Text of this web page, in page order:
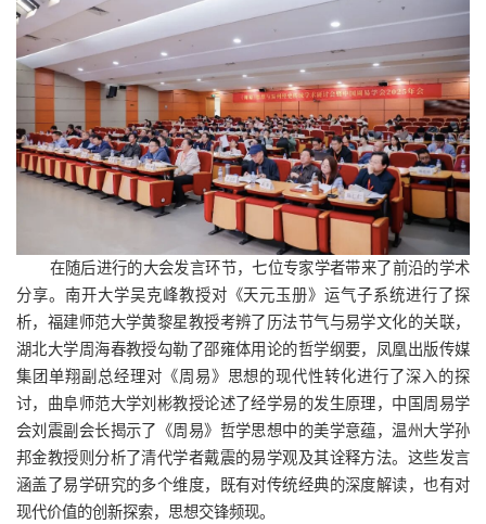
在随后进行的大会发言环节，七位专家学者带来了前沿的学术
分享。南开大学吴克峰教授对《天元玉册》运气子系统进行了探
析，福建师范大学黄黎星教授考辨了历法节气与易学文化的关联，
湖北大学周海春教授勾勒了邵雍体用论的哲学纲要，凤凰出版传媒
集团单翔副总经理对《周易》思想的现代性转化进行了深入的探
讨，曲阜师范大学刘彬教授论述了经学易的发生原理，中国周易学
会刘震副会长揭示了《周易》哲学思想中的美学意蕴，温州大学孙
邦金教授则分析了清代学者戴震的易学观及其诠释方法。这些发言
涵盖了易学研究的多个维度，既有对传统经典的深度解读，也有对
现代价值的创新探索，思想交锋频现。